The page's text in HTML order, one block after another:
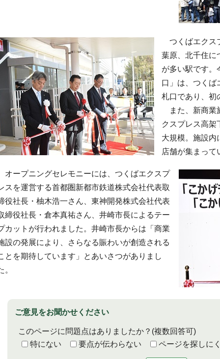
つくばエクス
葉原、北千住に
が多い駅です。
口」は、つくば
札口であり、初
また、新商業
クスプレス高架
大規模。施設内
店舗が集まって
ープニングセレモニーには、つくばエクスプ
スを運営する首都圏新都市鉄道株式会社代表取
役社長・柚木浩一さん、東神開発株式会社代表
締役社長・倉本真祐さん、井崎市長によるテー
カットが行われました。井崎市長からは「商業
設の発展により、さらなる賑わいが創造される
とを期待しています」とあいさつがありまし
。
ご意見をお聞かせください
このページに問題点はありましたか？ (複数回答可)
特にない
要点が伝わらない ページを探しに